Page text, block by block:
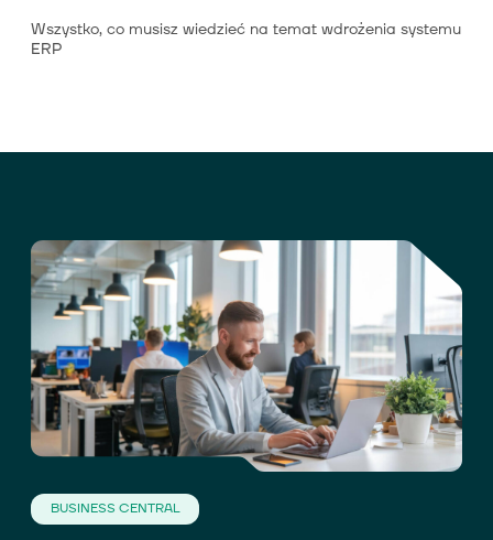
Wszystko, co musisz wiedzieć na temat wdrożenia systemu
ERP
BUSINESS CENTRAL